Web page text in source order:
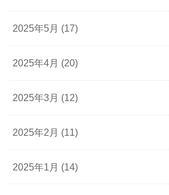
2025年5月 (17)
2025年4月 (20)
2025年3月 (12)
2025年2月 (11)
2025年1月 (14)